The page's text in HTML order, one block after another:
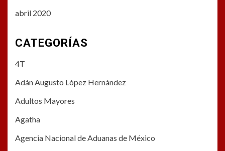
abril 2020
CATEGORÍAS
4T
Adán Augusto López Hernández
Adultos Mayores
Agatha
Agencia Nacional de Aduanas de México